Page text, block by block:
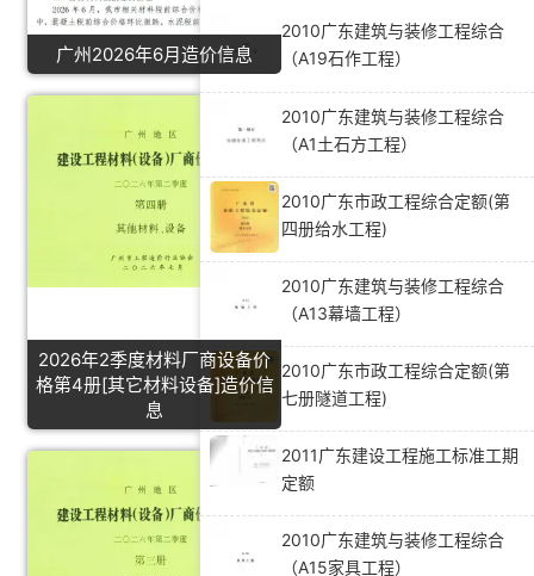
广州2026年6月造价信息
2026年2季度材料厂商设备价
格第4册[其它材料设备]造价信
息
2010广东建筑与装修工程综合
（A19石作工程）
2010广东建筑与装修工程综合
（A1土石方工程）
2010广东市政工程综合定额(第
四册给水工程)
2010广东建筑与装修工程综合
（A13幕墙工程）
2010广东市政工程综合定额(第
七册隧道工程)
2011广东建设工程施工标准工期
定额
2010广东建筑与装修工程综合
（A15家具工程）